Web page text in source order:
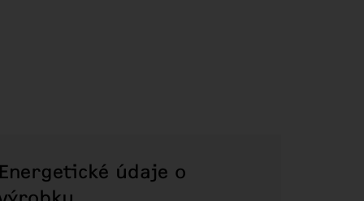
Energetické údaje o